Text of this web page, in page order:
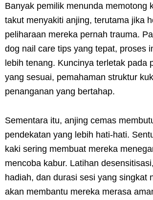
Banyak pemilik menunda memotong
takut menyakiti anjing, terutama jika
peliharaan mereka pernah trauma.
dog nail care tips yang tepat, proses
lebih tenang. Kuncinya terletak pada
yang sesuai, pemahaman struktur
penanganan yang bertahap.
Sementara itu, anjing cemas
pendekatan yang lebih hati-hati.
kaki sering membuat mereka
mencoba kabur. Latihan
hadiah, dan durasi sesi yang singkat
akan membantu mereka merasa